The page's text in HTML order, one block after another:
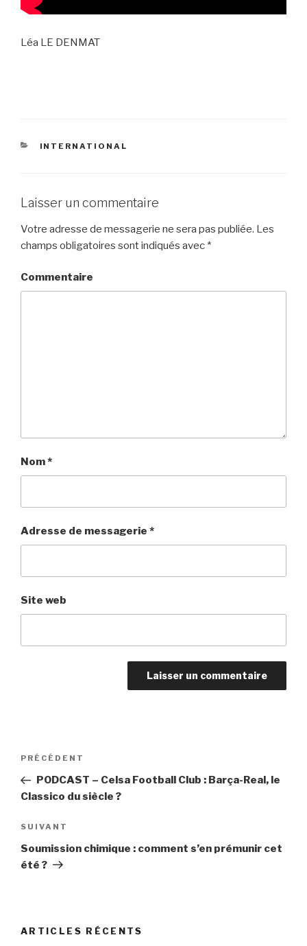
Léa LE DENMAT
CATÉGORIES
INTERNATIONAL
Laisser un commentaire
Votre adresse de messagerie ne sera pas publiée. Les
champs obligatoires sont indiqués avec *
Commentaire
Nom*
Adresse de messagerie *
Site web
Navigation
l’article
Article
précédent
PRÉCÉDENT
PODCAST – Celsa Football Club : Barça-Real, le
Classico du siècle ?
Article
suivant
SUIVANT
Soumission chimique : comment s’en prémunir cet
été ?
ARTICLES RÉCENTS